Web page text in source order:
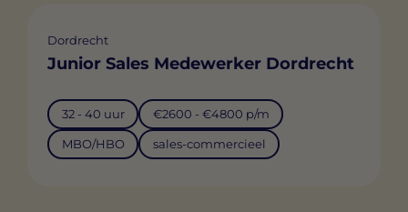
Dordrecht
Junior Sales Medewerker Dordrecht
32 - 40 uur €2600 - €4800 p/m
MBO/HBO sales-commercieel